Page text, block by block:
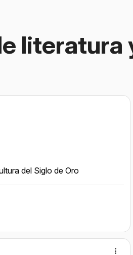
literatura
del Siglo de Oro